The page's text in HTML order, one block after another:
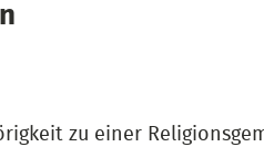
zu einer